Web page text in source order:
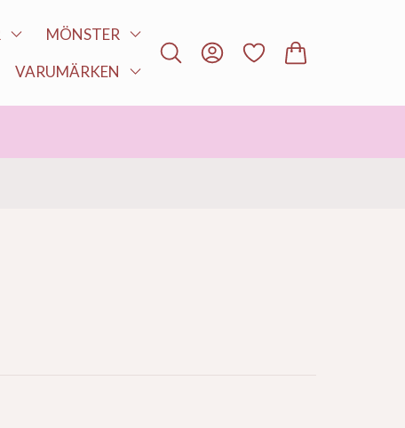
MÖNSTER
VARUMÄRKEN